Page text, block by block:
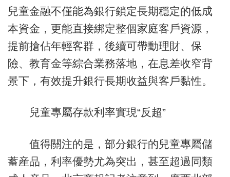
兒童金融不僅能為銀行鎖定長期穩定的低成
本資金，更能直接綁定整個家庭客戶資源，
提前搶佔年輕客群，後續可帶動理財、保
險、教育金等綜合業務落地，在息差收窄背
景下，有效提升銀行長期收益與客戶黏性。
兒童專屬存款利率實現“反超”
值得關注的是，部分銀行的兒童專屬儲
蓄産品，利率優勢尤為突出，甚至超過同類